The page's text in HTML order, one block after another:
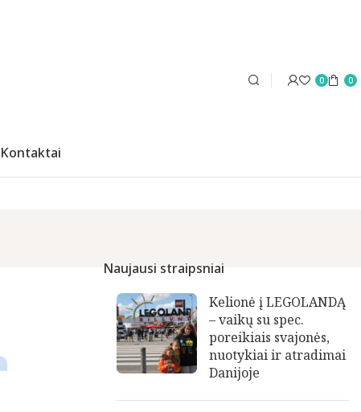
0 0
Kontaktai
Naujausi straipsniai
Kelionė į LEGOLANDĄ
– vaikų su spec.
poreikiais svajonės,
nuotykiai ir atradimai
Danijoje